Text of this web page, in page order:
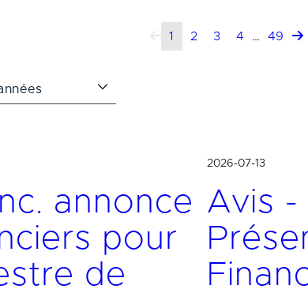
1 2 3 4 … 49
annonce
pour
de
2026-07-13
Avis -